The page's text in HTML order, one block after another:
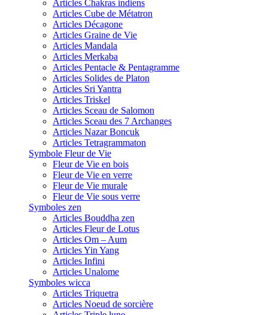
Articles Chakras indiens
Articles Cube de Métatron
Articles Décagone
Articles Graine de Vie
Articles Mandala
Articles Merkaba
Articles Pentacle & Pentagramme
Articles Solides de Platon
Articles Sri Yantra
Articles Triskel
Articles Sceau de Salomon
Articles Sceau des 7 Archanges
Articles Nazar Boncuk
Articles Tetragrammaton
Symbole Fleur de Vie
Fleur de Vie en bois
Fleur de Vie en verre
Fleur de Vie murale
Fleur de Vie sous verre
Symboles zen
Articles Bouddha zen
Articles Fleur de Lotus
Articles Om – Aum
Articles Yin Yang
Articles Infini
Articles Unalome
Symboles wicca
Articles Triquetra
Articles Noeud de sorcière